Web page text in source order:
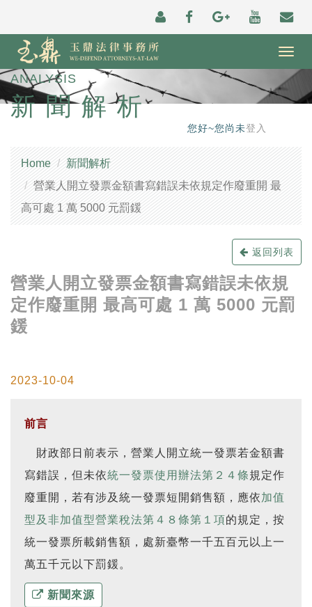
ANALYSIS
新聞解析
您好~您尚未登入
Home
新聞解析
營業人開立發票金額書寫錯誤未依規定作廢重開 最
高可處 1 萬 5000 元罰鍰
返回列表
營業人開立發票金額書寫錯誤未依規
定作廢重開 最高可處 1 萬 5000 元罰
鍰
2023-10-04
前言
財政部日前表示，營業人開立統一發票若金額書
寫錯誤，但未依統一發票使用辦法第２４條規定作
廢重開，若有涉及統一發票短開銷售額，應依加值
型及非加值型營業稅法第４８條第１項的規定，按
統一發票所載銷售額，處新臺幣一千五百元以上一
萬五千元以下罰鍰。
新聞來源